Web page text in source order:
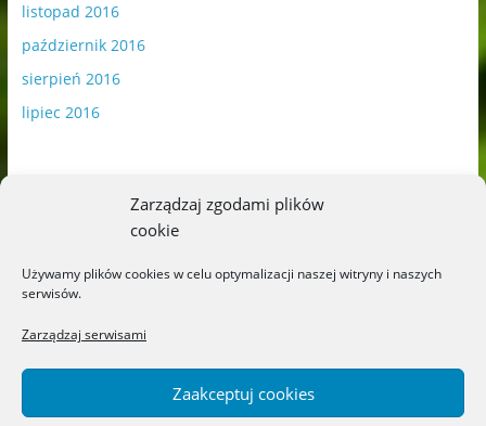
Zarządzaj zgodami plików
cookie
Używamy plików cookies w celu optymalizacji naszej witryny i naszych
serwisów.
Zarządzaj serwisami
Zaakceptuj cookies
listopad 2016
październik 2016
sierpień 2016
lipiec 2016